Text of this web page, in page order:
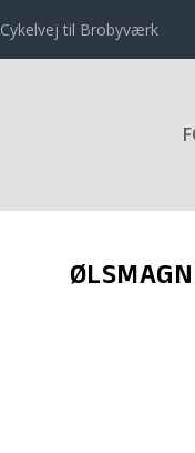
Cykelvej til Brobyværk